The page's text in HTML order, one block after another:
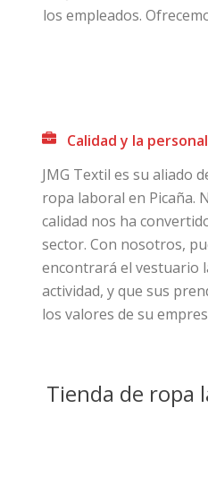
los empleados.
Calidad y la
JMG Textil es su aliado
ropa laboral en Picaña.
calidad nos ha
sector. Con nosotros,
encontrará el vestuario
actividad, y que sus
los valores de su
Tienda de ropa